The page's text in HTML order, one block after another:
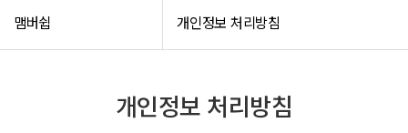
맴버쉽 개인정보 처리방침
개인정보 처리방침